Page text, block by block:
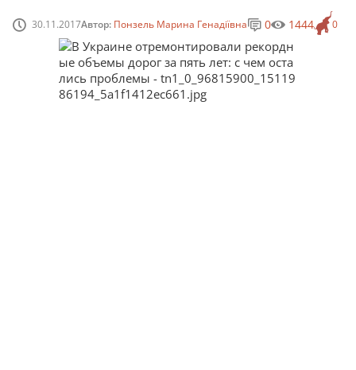
30.11.2017Автор: Понзель Марина Генадіївна 0
0 1444